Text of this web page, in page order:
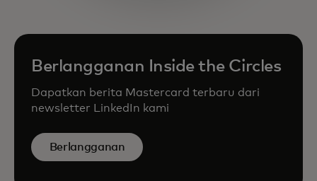
Berlangganan Inside the Circles
Dapatkan berita Mastercard terbaru dari
newsletter LinkedIn kami
Berlangganan